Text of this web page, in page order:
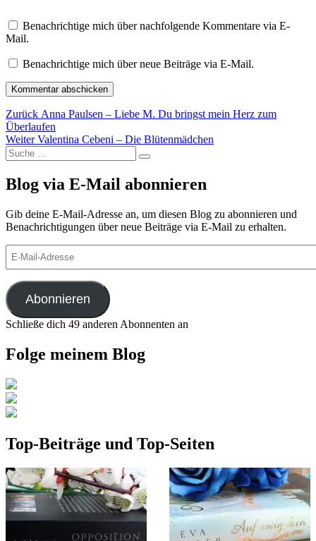
Benachrichtige mich über nachfolgende Kommentare via E-
Mail.
Benachrichtige mich über neue Beiträge via E-Mail.
Beitragsnavigation
Zurück Vorheriger
Beitrag:
Anna Paulsen – Liebe M. Du bringst mein Herz zum
Überlaufen
Weiter Nächster
Valentina Cebeni – Die Blütenmädchen
Suche
nach:
Suchen
Blog via E-Mail abonnieren
Gib deine E-Mail-Adresse an, um diesen Blog zu abonnieren und
Benachrichtigungen über neue Beiträge via E-Mail zu erhalten.
Mail-
Abonnieren
Schließe dich 49 anderen Abonnenten an
Folge meinem Blog
Top-Beiträge und Top-Seiten